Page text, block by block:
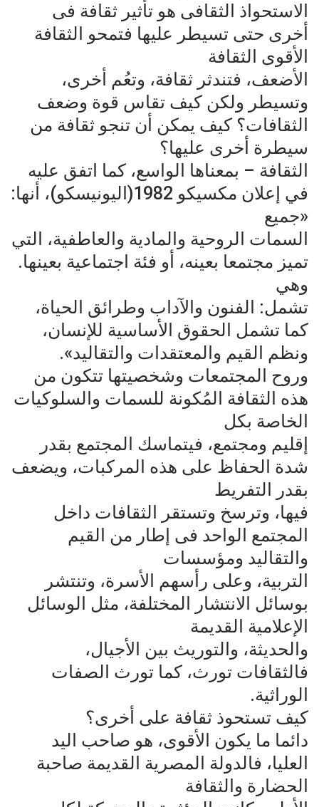
الاستحواذ الثقافى هو تأثير ثقافة فى
أخرى حتى تسيطر عليها فتمحو الثقافة
الأقوى الثقافة‌
الأضعف، فتندثر ثقافة، وتعُم أخرى،
وتسيطر ولكن كيف تقاس قوة وضعف
الثقافات؟ كيف‌ يمكن أن تنجو ثقافة من
سيطرة أخرى عليها؟
الثقافة – بمعناها الواسع، كما اتفق عليه
في إعلان مكسيكو ‌1982‌(اليونيسكو)، أنها:
«جميع‌
السمات الروحية والمادية والعاطفية، التي
تميز مجتمعا بعينه، أو فئة اجتماعية بعينها.
وهي‌
تشمل: الفنون والآداب وطرائق الحياة،
‏كما تشمل الحقوق الأساسية للإنسان،
ونظم القيم‌ والمعتقدات والتقاليد».
وروح المجتمعات وشخصيتها تتكون من
هذه الثقافة المُكونة للسمات والسلوكيات
الخاصة بكل‌
إقليم ومجتمع، فيتماسك المجتمع بقدر
شدة الحفاظ على هذه المركبات، ويضعف
بقدر التفريط‌
فيها، وترسخ وتستقر الثقافات داخل
المجتمع الواحد فى إطار من القيم
والتقاليد ومؤسسات‌
التربية، وعلى رأسهم الأسرة، وتنتشر
بوسائل الانتشار المختلفة، مثل الوسائل
الإعلامية القديمة‌
والحديثة، والتوريث بين الأجيال،
فالثقافات تورث، كما تورث الصفات
الوراثية.
كيف تستحوذ ثقافة على أخرى؟
دائما ما يكون الأقوى، هو صاحب اليد
العليا، فالدولة المصرية القديمة صاحبة
الحضارة والثقافة‌